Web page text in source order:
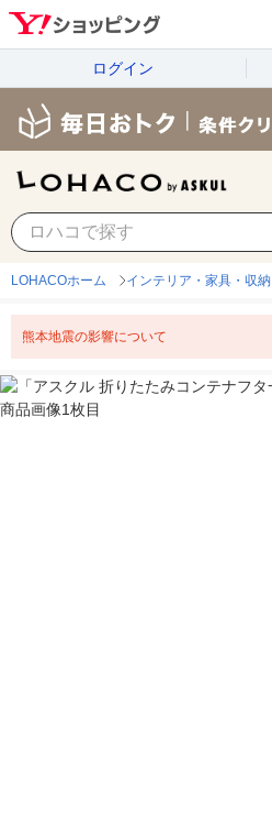
ログイン
LOHACOホーム インテリア・家具・収納
熊本地震の影響について